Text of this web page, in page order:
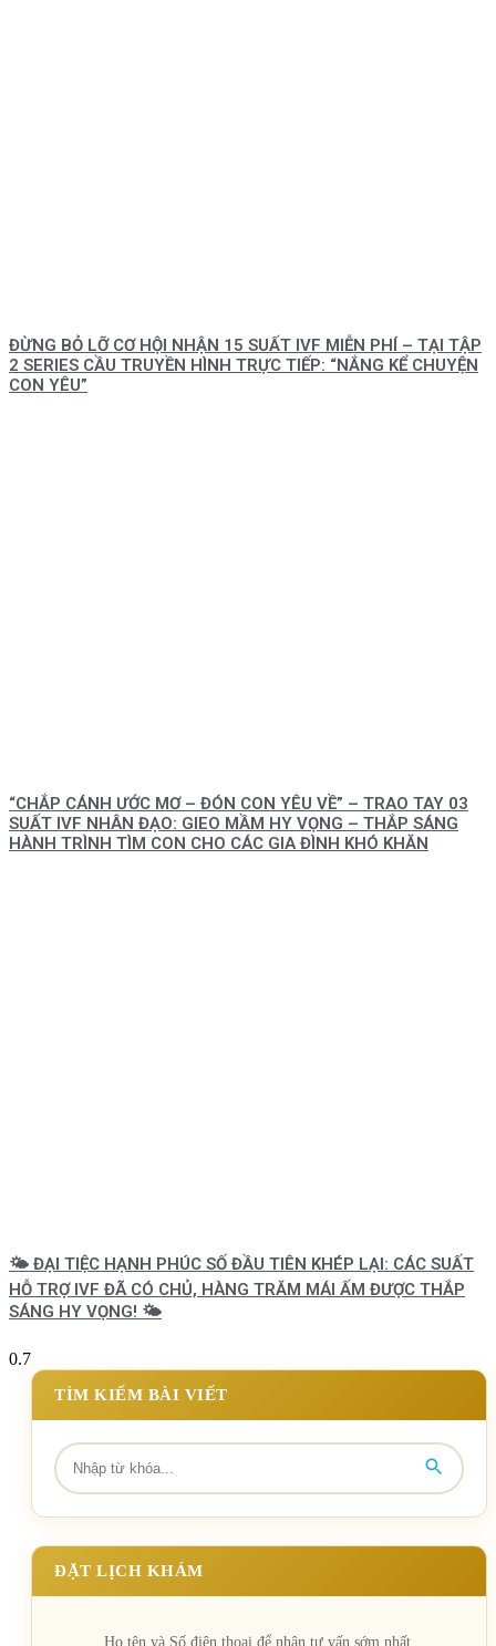
ĐỪNG BỎ LỠ CƠ HỘI NHẬN 15 SUẤT IVF MIỄN PHÍ – TẠI TẬP
2 SERIES CẦU TRUYỀN HÌNH TRỰC TIẾP: “NẮNG KỂ CHUYỆN
CON YÊU”
“CHẮP CÁNH ƯỚC MƠ – ĐÓN CON YÊU VỀ” – TRAO TAY 03
SUẤT IVF NHÂN ĐẠO: GIEO MẦM HY VỌNG – THẮP SÁNG
HÀNH TRÌNH TÌM CON CHO CÁC GIA ĐÌNH KHÓ KHĂN
🌤️ ĐẠI TIỆC HẠNH PHÚC SỐ ĐẦU TIÊN KHÉP LẠI: CÁC SUẤT
HỖ TRỢ IVF ĐÃ CÓ CHỦ, HÀNG TRĂM MÁI ẤM ĐƯỢC THẮP
SÁNG HY VỌNG! 🌤️
TÌM KIẾM BÀI VIẾT
ĐẶT LỊCH KHÁM
Họ tên và Số điện thoại để nhận tư vấn sớm nhất.